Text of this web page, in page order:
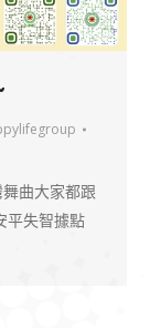
曲大家都跟
平失智據點